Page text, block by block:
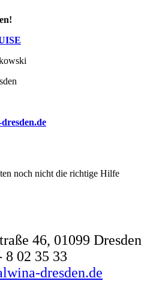
noch nicht die richtige Hilfe
46, 01099 Dresden
8 02 35 33
dresden.de